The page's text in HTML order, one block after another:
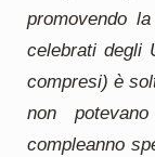
promovendo
celebrati degli
compresi) è
non
compleanno